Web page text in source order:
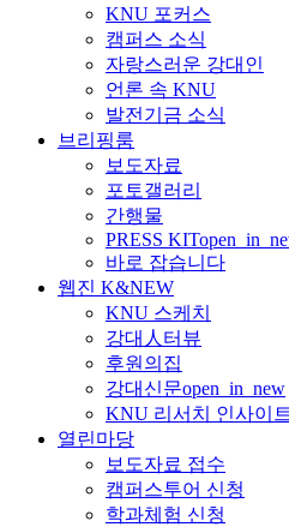
KNU 포커스
캠퍼스 소식
자랑스러운 강대인
언론 속 KNU
발전기금 소식
브리핑룸
보도자료
포토갤러리
간행물
PRESS KIT
바로 잡습니다
웹진 K&NEW
KNU 스케치
강대人터뷰
후원의집
강대신문open_in_new
KNU 리서치 인사이트
열린마당
보도자료 접수
캠퍼스투어 신청
학과체험 신청